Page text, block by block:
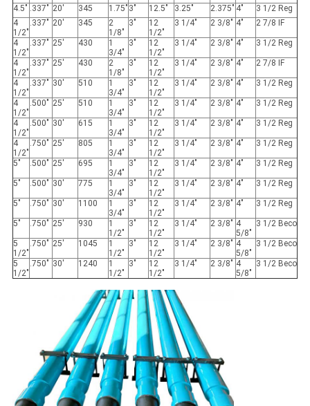
4.5" .337" 20' 345 1.75" 3" 12.5" 3.25" 2.375" 4"
3 1/2 Reg
4
1/2"
.337" 20' 345
2
1/8"
3"
12
1/2"
3 1/4" 2 3/8" 4" 2 7/8 IF
4
1/2"
.337" 25' 430
1
3/4"
3"
12
1/2"
3 1/4" 2 3/8" 4" 3 1/2 Reg
4
1/2"
.337" 25' 430
2
1/8"
3"
12
1/2"
3 1/4" 2 3/8" 4" 2 7/8 IF
4
1/2"
.337" 30' 510
1
3/4"
3"
12
1/2"
3 1/4" 2 3/8" 4" 3 1/2 Reg
4
1/2"
.500" 25' 510
1
3/4"
3"
12
1/2"
3 1/4" 2 3/8" 4" 3 1/2 Reg
4
1/2"
.500" 30' 615
1
3/4"
3"
12
1/2"
3 1/4" 2 3/8" 4" 3 1/2 Reg
4
1/2"
.750" 25' 805
1
3/4"
3"
12
1/2"
3 1/4" 2 3/8" 4" 3 1/2 Reg
5" .500" 25' 695
1
3/4"
3"
12
1/2"
3 1/4" 2 3/8" 4" 3 1/2 Reg
5" .500" 30' 775
1
3/4"
3"
12
1/2"
3 1/4" 2 3/8" 4" 3 1/2 Reg
5" .750" 30' 1100
1
3/4"
3"
12
1/2"
3 1/4" 2 3/8" 4" 3 1/2 Reg
5" .750" 25' 930
1
1/2"
3"
12
1/2"
3 1/4" 2 3/8" 4
5/8"
3 1/2 Beco
5
1/2"
.750" 25' 1045
1
1/2"
3"
12
1/2"
3 1/4" 2 3/8" 4
5/8"
3 1/2 Beco
5
1/2"
.750" 30' 1240
1
1/2"
3"
12
1/2"
3 1/4" 2 3/8" 4
5/8"
3 1/2 Beco